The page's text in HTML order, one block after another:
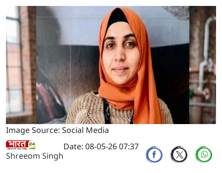
Image Source: Social Media
Shreeom Singh
Date: 08-05-26 07:37